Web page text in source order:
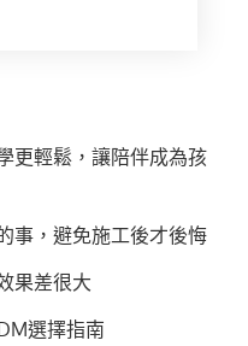
更輕鬆，讓陪伴成為孩
事，避免施工後才後悔
果差很大
選擇指南